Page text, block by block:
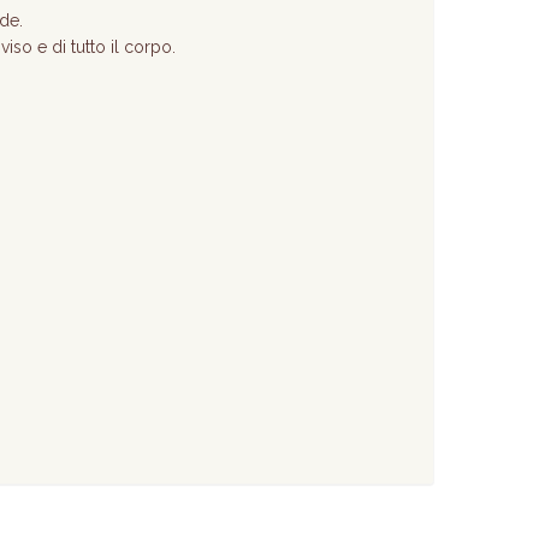
e di tutto il corpo.